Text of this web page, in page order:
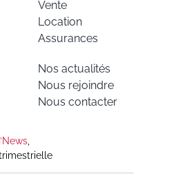
Vente
Location
Assurances
Nos actualités
Nous rejoindre
Nous contacter
,